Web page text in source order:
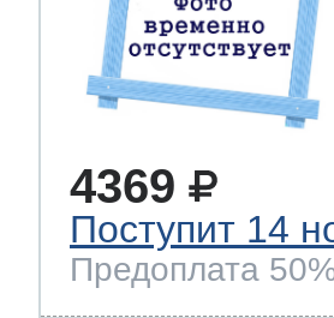
4369
Поступит 14
Предоплата